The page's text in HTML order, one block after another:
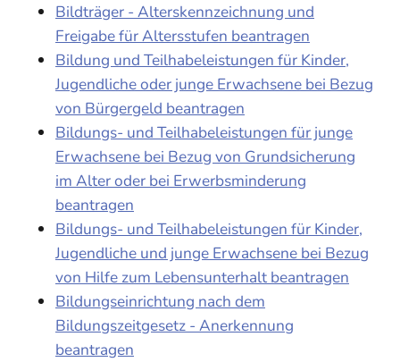
Bildträger - Alterskennzeichnung und
Freigabe für Altersstufen beantragen
Bildung und Teilhabeleistungen für Kinder,
Jugendliche oder junge Erwachsene bei Bezug
von Bürgergeld beantragen
Bildungs- und Teilhabeleistungen für junge
Erwachsene bei Bezug von Grundsicherung
im Alter oder bei Erwerbsminderung
beantragen
Bildungs- und Teilhabeleistungen für Kinder,
Jugendliche und junge Erwachsene bei Bezug
von Hilfe zum Lebensunterhalt beantragen
Bildungseinrichtung nach dem
Bildungszeitgesetz - Anerkennung
beantragen